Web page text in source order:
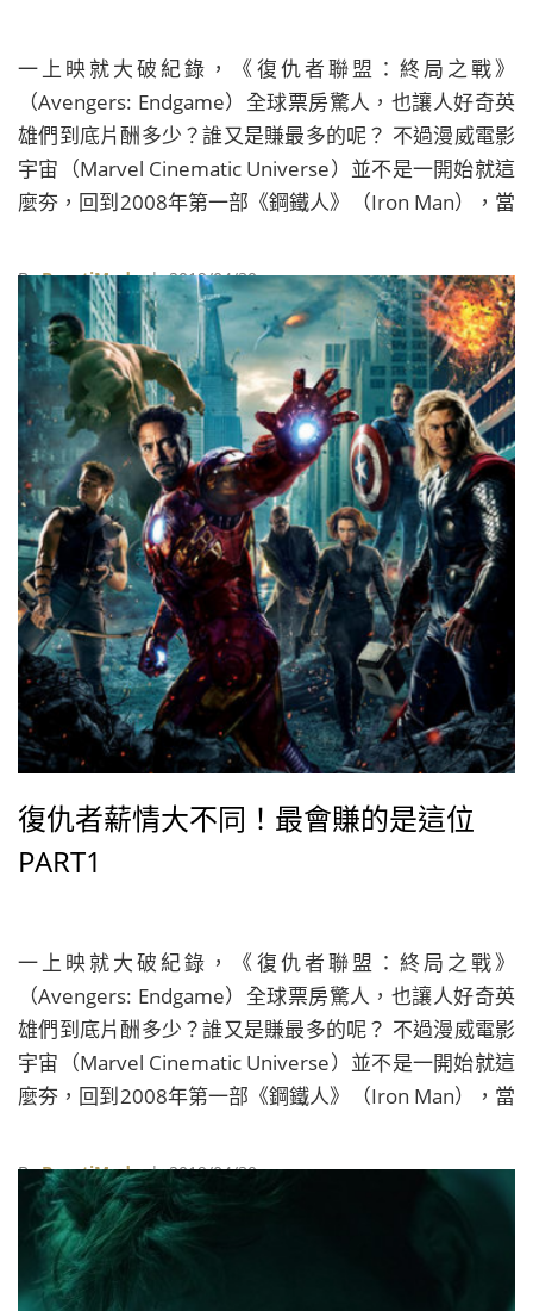
一上映就大破紀錄，《復仇者聯盟：終局之戰》
（Avengers: Endgame）全球票房驚人，也讓人好奇英
雄們到底片酬多少？誰又是賺最多的呢？ 不過漫威電影
宇宙（Marvel Cinematic Universe）並不是一開始就這
麼夯，回到2008年第一部《鋼鐵人》（Iron Man），當
（Robert Downey Jr.）更是孤注一擲，當年的片酬和現
在先比可以說只是零頭罷了。十年後，漫威成了顯學，
小勞勃道尼也鹹魚翻身，成了好萊塢片酬最高的男星之
一（至少在漫威宇宙裡無人能及）。當然，以現在他們
票房的吸金能力來說，每一分都值得，也不得不佩服漫
威算盤打得精！
ByBeautiMode| 2019/04/30
復仇者薪情大不同！最會賺的是這位
PART1
一上映就大破紀錄，《復仇者聯盟：終局之戰》
（Avengers: Endgame）全球票房驚人，也讓人好奇英
雄們到底片酬多少？誰又是賺最多的呢？ 不過漫威電影
宇宙（Marvel Cinematic Universe）並不是一開始就這
麼夯，回到2008年第一部《鋼鐵人》（Iron Man），當
（Robert Downey Jr.）更是孤注一擲，當年的片酬和現
在先比可以說只是零頭罷了。十年後，漫威成了顯學，
小勞勃道尼也鹹魚翻身，成了好萊塢片酬最高的男星之
一（至少在漫威宇宙裡無人能及）。當然，以現在他們
票房的吸金能力來說，每一分都值得，也不得不佩服漫
ByBeautiMode| 2019/04/30